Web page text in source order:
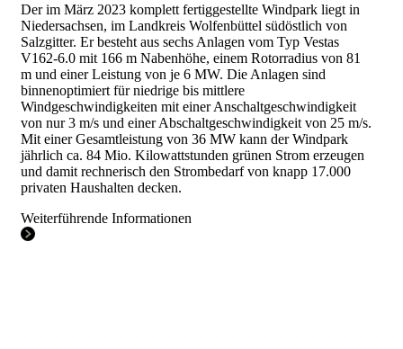
Der im März 2023 komplett fertiggestellte Windpark liegt in
Niedersachsen, im Landkreis Wolfenbüttel südöstlich von
Salzgitter. Er besteht aus sechs Anlagen vom Typ Vestas
V162-6.0 mit 166 m Nabenhöhe, einem Rotorradius von 81
m und einer Leistung von je 6 MW. Die Anlagen sind
binnenoptimiert für niedrige bis mittlere
Windgeschwindigkeiten mit einer Anschaltgeschwindigkeit
von nur 3 m/s und einer Abschaltgeschwindigkeit von 25 m/s.
Mit einer Gesamtleistung von 36 MW kann der Windpark
jährlich ca. 84 Mio. Kilowattstunden grünen Strom erzeugen
und damit rechnerisch den Strombedarf von knapp 17.000
privaten Haushalten decken.
Weiterführende Informationen